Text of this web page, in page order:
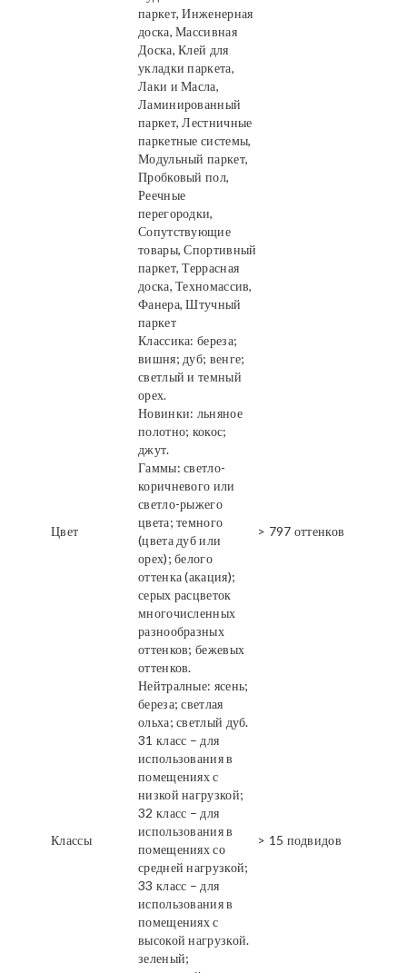
паркет, Инженерная
доска, Массивная
Доска, Клей для
укладки паркета,
Лаки и Масла,
Ламинированный
паркет, Лестничные
паркетные системы,
Модульный паркет,
Пробковый пол,
Реечные
перегородки,
Сопутствующие
товары, Спортивный
паркет, Террасная
доска, Техномассив,
Фанера, Штучный
паркет
Цвет
Классика: береза;
вишня; дуб; венге;
светлый и темный
орех.
Новинки: льняное
полотно; кокос;
джут.
Гаммы: светло-
коричневого или
светло-рыжего
цвета; темного
(цвета дуб или
орех); белого
оттенка (акация);
серых расцветок
многочисленных
разнообразных
оттенков; бежевых
оттенков.
Нейтралные: ясень;
береза; светлая
ольха; светлый дуб.
> 797 оттенков
Классы
31 класс – для
использования в
помещениях с
низкой нагрузкой;
32 класс – для
использования в
помещениях со
средней нагрузкой;
33 класс – для
использования в
помещениях с
высокой нагрузкой.
> 15 подвидов
зеленый;